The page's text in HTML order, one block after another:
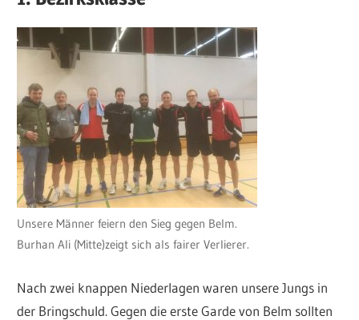
Unsere Männer feiern den Sieg gegen Belm.
Burhan Ali (Mitte)zeigt sich als fairer Verlierer.
Nach zwei knappen Niederlagen waren unsere Jungs in
der Bringschuld. Gegen die erste Garde von Belm sollten